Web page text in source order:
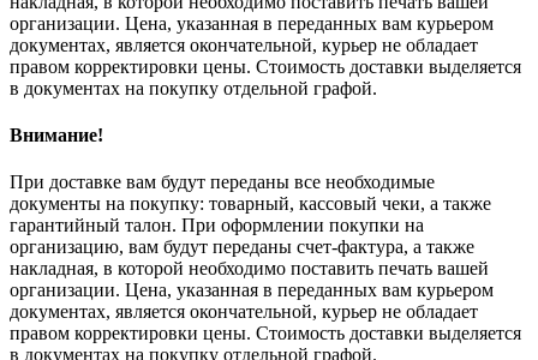
организации. Цена, указанная в переданных вам курьером
документах, является окончательной, курьер не обладает
правом корректировки цены. Стоимость доставки выделяется
в документах на покупку отдельной графой.
Внимание!
При доставке вам будут переданы все необходимые
документы на покупку: товарный, кассовый чеки, а также
гарантийный талон. При оформлении покупки на
организацию, вам будут переданы счет-фактура, а также
накладная, в которой необходимо поставить печать вашей
организации. Цена, указанная в переданных вам курьером
документах, является окончательной, курьер не обладает
правом корректировки цены. Стоимость доставки выделяется
в документах на покупку отдельной графой.